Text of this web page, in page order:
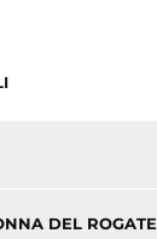
DEL ROGATE